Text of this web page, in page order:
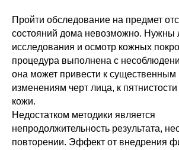
Пройти обследование на предмет
состояний дома невозможно. Нужны
исследования и осмотр кожных
процедура выполнена с
она может привести к
изменениям черт лица, к пятнистости
кожи.
Недостатком методики является
непродолжительность результата,
повторении. Эффект от внедрения